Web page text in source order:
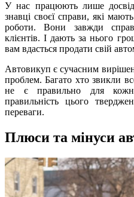
У нас працюють лише
знавці своєї справи, які
роботи. Вони завжди
клієнтів. І дають за нього
вам вдасться продати свій
Автовикуп є сучасним
проблем. Багато хто звикли
не є правильно для
правильність цього
переваги.
Плюси та мінуси